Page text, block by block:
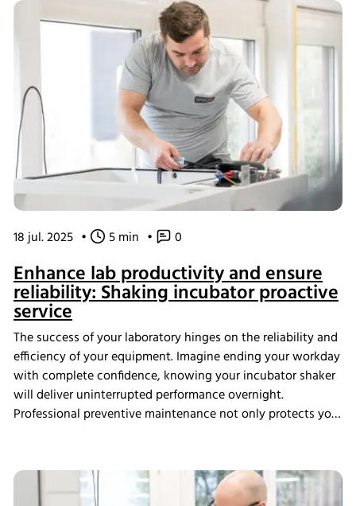
18 jul. 2025 • 5 min • 0
Enhance lab productivity and ensure
reliability: Shaking incubator proactive
service
The success of your laboratory hinges on the reliability and
efficiency of your equipment. Imagine ending your workday
with complete confidence, knowing your incubator shaker
will deliver uninterrupted performance overnight.
Professional preventive maintenance not only protects your